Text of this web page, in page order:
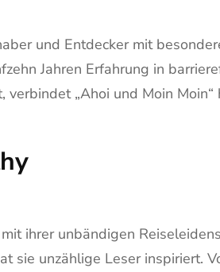
und Entdecker mit
Jahren Erfahrung in
„Ahoi und Moin
ihrer unbändigen
sie unzählige Leser inspiriert.